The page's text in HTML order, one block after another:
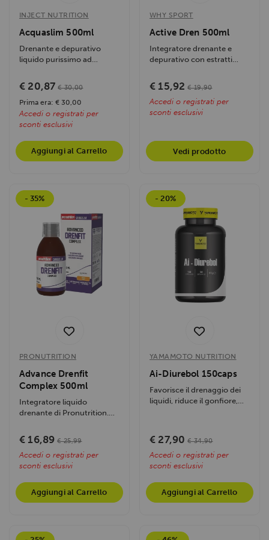
INJECT NUTRITION
Acquaslim 500ml
Drenante e depurativo
liquido purissimo ad
Contrasta...
€ 20,87 € 30,00
Prima era: € 30,00
Accedi o registrati per
sconti esclusivi
Aggiungi al Carrello
WHY SPORT
Active Dren 500ml
Integratore drenante e
depurativo con estratti
vitamina...
€ 15,92 € 19,90
Accedi o registrati per
sconti esclusivi
Vedi prodotto
- 35%
PRONUTRITION
Advance Drenfit
Complex 500ml
Integratore liquido
drenante di Pronutrition.
depura...
€ 16,89 € 25,99
Accedi o registrati per
sconti esclusivi
Aggiungi al Carrello
- 20%
YAMAMOTO NUTRITION
Ai-Diurebol 150caps
Favorisce il drenaggio dei
liquidi, riduce il gonfiore,
€ 27,90 € 34,90
Accedi o registrati per
sconti esclusivi
Aggiungi al Carrello